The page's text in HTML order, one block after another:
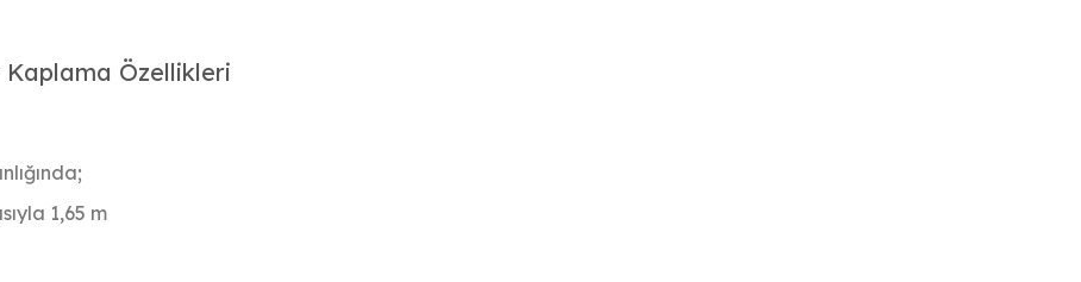
Özellikleri
1,65 m